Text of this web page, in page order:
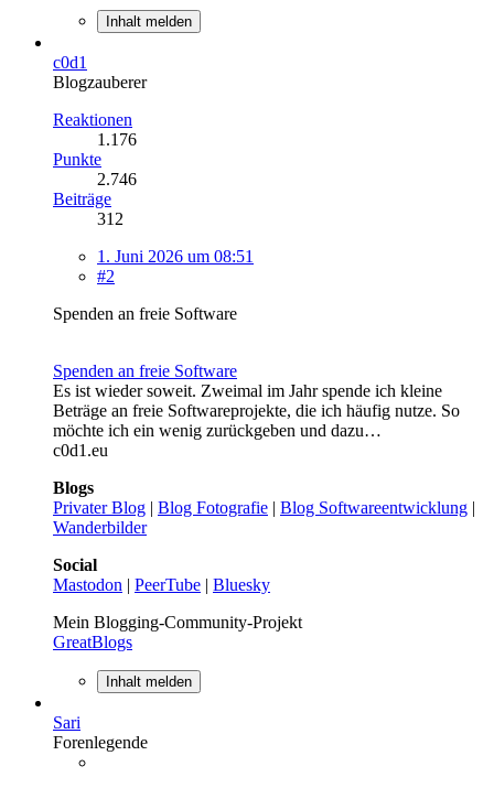
Inhalt melden
c0d1
Blogzauberer
Reaktionen
1.176
Punkte
2.746
Beiträge
312
1. Juni 2026 um 08:51
#2
Spenden an freie Software
Spenden an freie Software
Es ist wieder soweit. Zweimal im Jahr spende ich kleine
Beträge an freie Softwareprojekte, die ich häufig nutze. So
möchte ich ein wenig zurückgeben und dazu…
c0d1.eu
Blogs
Privater Blog | Blog Fotografie | Blog Softwareentwicklung |
Wanderbilder
Social
Mastodon | PeerTube | Bluesky
Mein Blogging-Community-Projekt
GreatBlogs
Inhalt melden
Sari
Forenlegende